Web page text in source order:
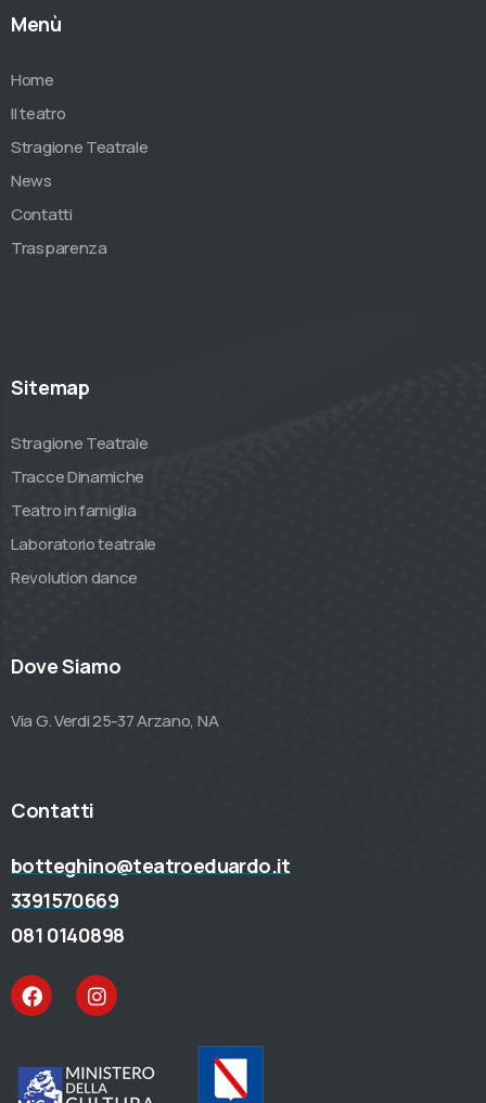
Menù
Home
Il teatro
Stragione Teatrale
News
Contatti
Trasparenza
Sitemap
Stragione Teatrale
Tracce Dinamiche
Teatro in famiglia
Laboratorio teatrale
Revolution dance
Dove Siamo
Via G. Verdi 25-37 Arzano, NA
Contatti
botteghino@teatroeduardo.it
3391570669
081 0140898